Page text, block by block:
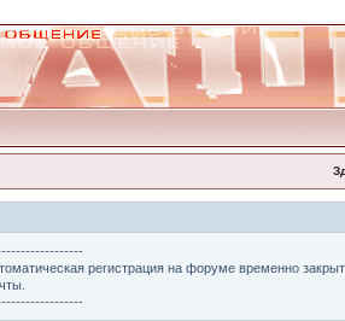
регистрация на форуме временно